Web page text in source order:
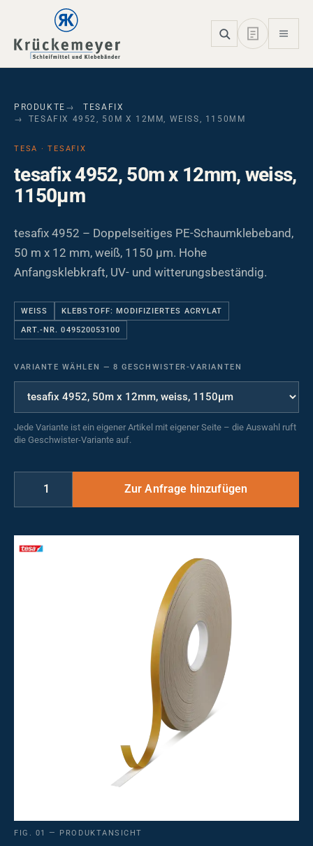
Skip to main navigation
Skip to main content
Skip to page footer
PRODUKTE
TESAFIX
TESAFIX 4952, 50M X 12MM, WEISS, 1150ΜM
TESA · TESAFIX
tesafix 4952, 50m x 12mm, weiss,
1150µm
tesafix 4952 – Doppelseitiges PE-Schaumklebeband,
50 m x 12 mm, weiß, 1150 µm. Hohe
Anfangsklebkraft, UV- und witterungsbeständig.
WEISS KLEBSTOFF: MODIFIZIERTES ACRYLAT
ART.-NR. 049520053100
VARIANTE WÄHLEN — 8 GESCHWISTER-VARIANTEN
Jede Variante ist ein eigener Artikel mit eigener Seite – die Auswahl ruft
die Geschwister-Variante auf.
FIG. 01 — PRODUKTANSICHT